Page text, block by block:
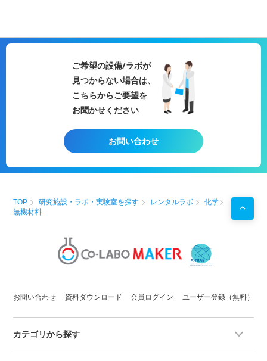
ご希望の設備/ラボが
見つからない場合は、
こちらからご要望を
お聞かせください
お問い合わせ
TOP 研究施設・ラボ・実験室を探す レンタルラボ
化学
無機材料
お問い合わせ 資料ダウンロード 会員ログイン ユーザー登録（無料）
カテゴリから探す